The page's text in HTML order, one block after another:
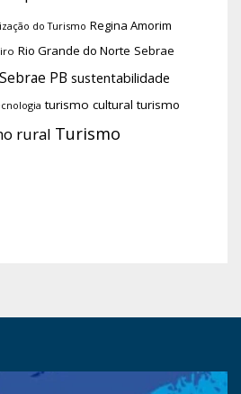
do Turismo Regina Amorim
Rio Grande do Norte Sebrae
Sebrae PB sustentabilidade
turismo cultural turismo
rural Turismo